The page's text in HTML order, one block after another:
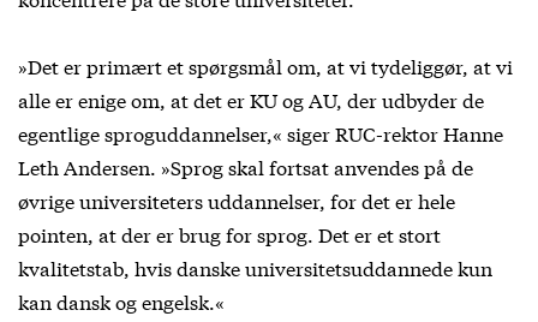
»Det er primært et spørgsmål om, at vi tydeliggør, at vi
alle er enige om, at det er KU og AU, der udbyder de
egentlige sproguddannelser,« siger RUC-rektor Hanne
Leth Andersen. »Sprog skal fortsat anvendes på de
øvrige universiteters uddannelser, for det er hele
pointen, at der er brug for sprog. Det er et stort
kvalitetstab, hvis danske universitetsuddannede kun
kan dansk og engelsk.«